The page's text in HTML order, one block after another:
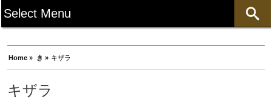
Home » き » キザラ
キザラ